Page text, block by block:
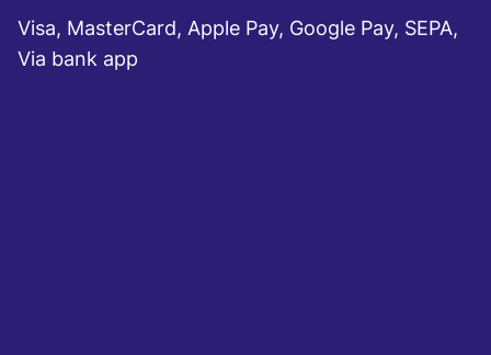
Visa, MasterCard, Apple Pay, Google Pay, SEPA,
Via bank app